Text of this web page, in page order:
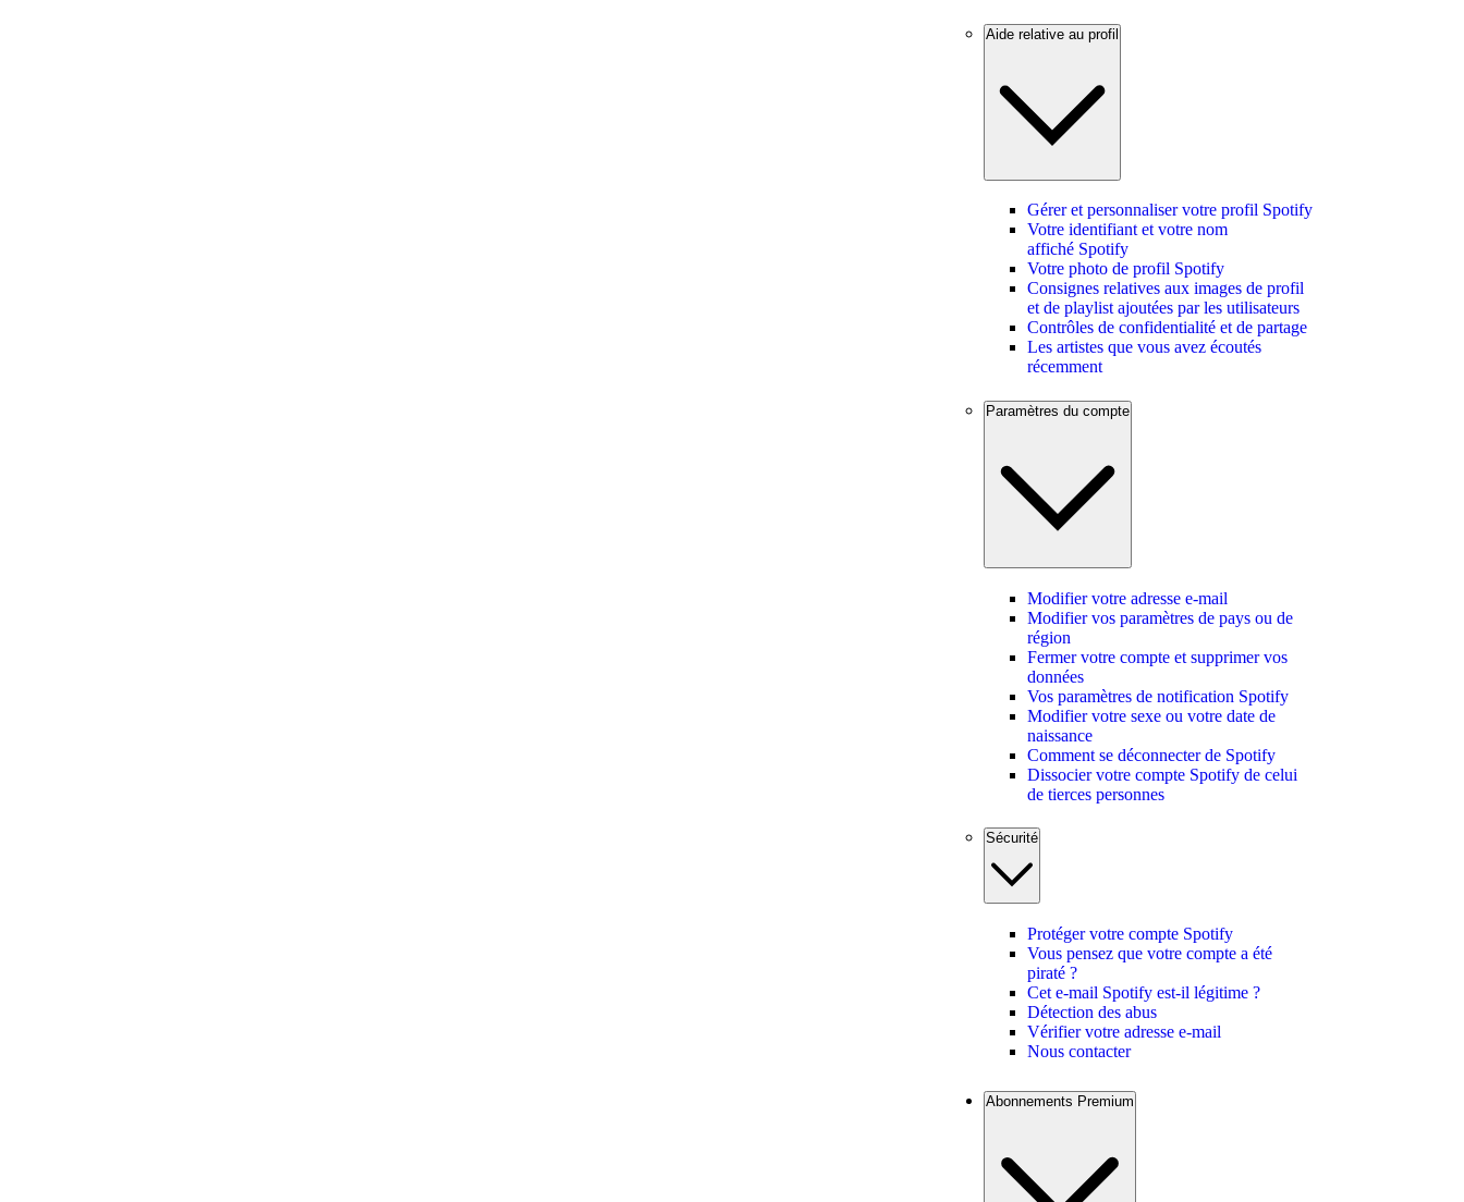
Aide relative au profil
Gérer et personnaliser votre profil Spotify
Votre identifiant et votre nom
affiché Spotify
Votre photo de profil Spotify
Consignes relatives aux images de profil
et de playlist ajoutées par les utilisateurs
Contrôles de confidentialité et de partage
Les artistes que vous avez écoutés
récemment
Paramètres du compte
Modifier votre adresse e-mail
Modifier vos paramètres de pays ou de
région
Fermer votre compte et supprimer vos
données
Vos paramètres de notification Spotify
Modifier votre sexe ou votre date de
naissance
Comment se déconnecter de Spotify
Dissocier votre compte Spotify de celui
de tierces personnes
Sécurité
Protéger votre compte Spotify
Vous pensez que votre compte a été
piraté ?
Cet e-mail Spotify est-il légitime ?
Détection des abus
Vérifier votre adresse e-mail
Nous contacter
Abonnements Premium